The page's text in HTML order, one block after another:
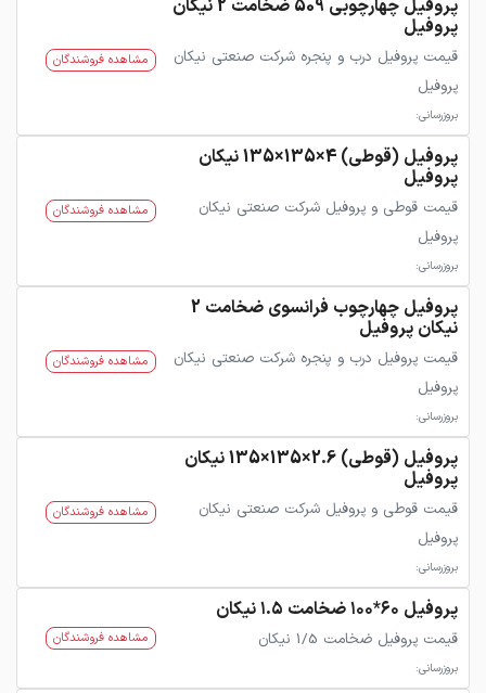
پروفیل چهارچوبی 509 ضخامت 2 نیکان
پروفیل
قیمت پروفیل درب و پنجره شرکت صنعتی نیکان
پروفیل
بروزرسانی:
مشاهده فروشندگان
پروفیل (قوطی) 4×135×135 نیکان
پروفیل
قیمت قوطی و پروفیل شرکت صنعتی نیکان
پروفیل
بروزرسانی:
مشاهده فروشندگان
پروفیل چهارچوب فرانسوی ضخامت 2
نیکان پروفیل
قیمت پروفیل درب و پنجره شرکت صنعتی نیکان
پروفیل
بروزرسانی:
مشاهده فروشندگان
پروفیل (قوطی) 2.6×135×135 نیکان
پروفیل
قیمت قوطی و پروفیل شرکت صنعتی نیکان
پروفیل
بروزرسانی:
مشاهده فروشندگان
پروفیل ۶۰*۱۰۰ ضخامت ۱.۵ نیکان
قیمت پروفیل ضخامت 1/5 نیکان
بروزرسانی:
مشاهده فروشندگان